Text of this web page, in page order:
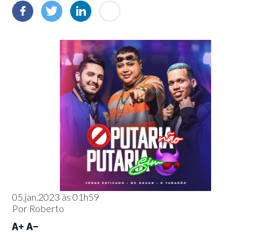
05.jan.2023 às 01h59
Por Roberto